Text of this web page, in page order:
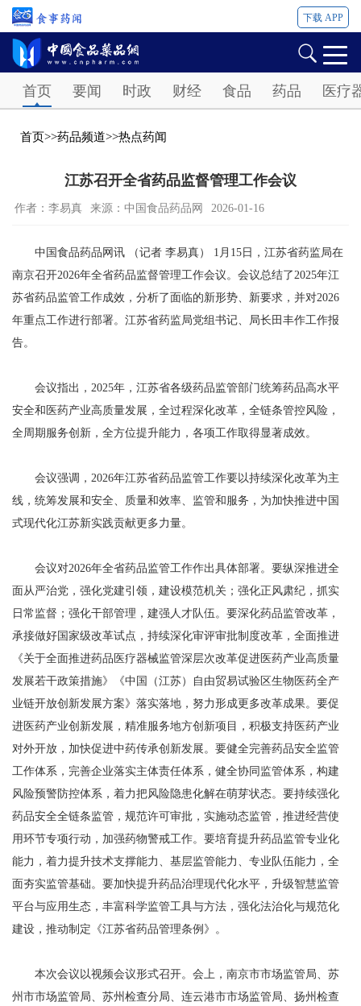
下载 APP
首页 要闻 时政 财经 食品 药品 医疗
首页>>药品频道>>热点药闻
江苏召开全省药品监督管理工作会议
作者：李易真 来源：中国食品药品网 2026-01-16
中国食品药品网讯 （记者 李易真） 1月15日，江苏省药监局在
南京召开2026年全省药品监督管理工作会议。会议总结了2025年江
苏省药品监管工作成效，分析了面临的新形势、新要求，并对2026
年重点工作进行部署。江苏省药监局党组书记、局长田丰作工作报
告。
会议指出，2025年，江苏省各级药品监管部门统筹药品高水平
安全和医药产业高质量发展，全过程深化改革，全链条管控风险，
全周期服务创新，全方位提升能力，各项工作取得显著成效。
会议强调，2026年江苏省药品监管工作要以持续深化改革为主
线，统筹发展和安全、质量和效率、监管和服务，为加快推进中国
式现代化江苏新实践贡献更多力量。
会议对2026年全省药品监管工作作出具体部署。要纵深推进全
面从严治党，强化党建引领，建设模范机关；强化正风肃纪，抓实
日常监督；强化干部管理，建强人才队伍。要深化药品监管改革，
承接做好国家级改革试点，持续深化审评审批制度改革，全面推进
《关于全面推进药品医疗器械监管深层次改革促进医药产业高质量
发展若干政策措施》《中国（江苏）自由贸易试验区生物医药全产
业链开放创新发展方案》落实落地，努力形成更多改革成果。要促
进医药产业创新发展，精准服务地方创新项目，积极支持医药产业
对外开放，加快促进中药传承创新发展。要健全完善药品安全监管
工作体系，完善企业落实主体责任体系，健全协同监管体系，构建
风险预警防控体系，着力把风险隐患化解在萌芽状态。要持续强化
药品安全全链条监管，规范许可审批，实施动态监管，推进经营使
用环节专项行动，加强药物警戒工作。要培育提升药品监管专业化
能力，着力提升技术支撑能力、基层监管能力、专业队伍能力，全
面夯实监管基础。要加快提升药品治理现代化水平，升级智慧监管
平台与应用生态，丰富科学监管工具与方法，强化法治化与规范化
建设，推动制定《江苏省药品管理条例》。
本次会议以视频会议形式召开。会上，南京市市场监管局、苏
州市市场监管局、苏州检查分局、连云港市市场监管局、扬州检查